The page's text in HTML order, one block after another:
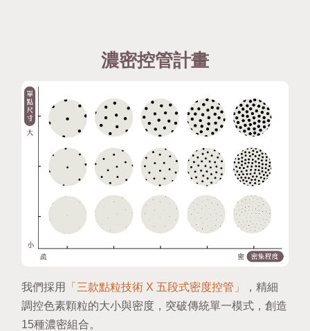
濃密控管計畫
我們採用 「三款點粒技術 X 五段式密度控管」
，精細
調控色素顆粒的大小與密度，突破傳統單一模式，創造
15種濃密組合。